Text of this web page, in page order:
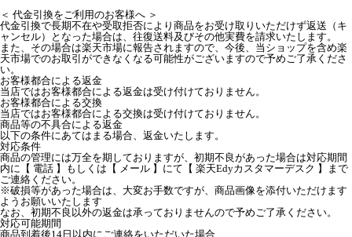
＜ 代金引換をご利用のお客様へ ＞
代金引換で長期不在や受取拒否により商品をお受け取りいただけず返送（キ
ャンセル）となった場合は、往復送料及びその他実費を請求いたします。
また、その場合は楽天市場に報告されますので、今後、当ショップを含め楽
天市場でのお取引ができなくなる可能性がございますので予めご了承くださ
い。
お客様都合による返金
当店ではお客様都合による返金は受け付けておりません。
お客様都合による交換
当店ではお客様都合による交換は受け付けておりません。
商品等の不具合による返金
以下の条件にあてはまる場合、返金いたします。
対応条件
商品の管理には万全を期しておりますが、初期不良があった場合は対応期間
内に【 電話 】もしくは【 メール 】にて【 楽天Edyカスタマーデスク 】まで
ご連絡ください。
※破損等があった場合は、大変お手数ですが、商品画像を添付いただけます
ようお願いいたします
なお、初期不良以外の返金は承っておりませんので予めご了承ください。
対応可能期間
商品到着後14日以内にご連絡をいただいた場合